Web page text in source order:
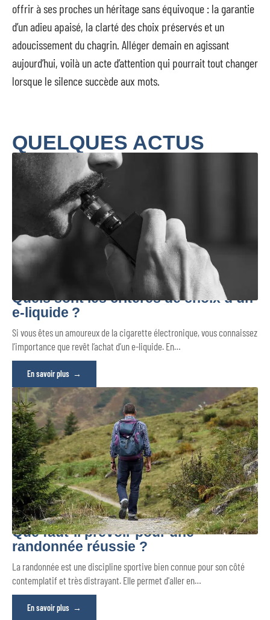
offrir à ses proches un héritage sans équivoque : la garantie
d’un adieu apaisé, la clarté des choix préservés et un
adoucissement du chagrin. Alléger demain en agissant
aujourd’hui, voilà un acte d’attention qui pourrait tout changer
lorsque le silence succède aux mots.
QUELQUES ACTUS
Quels sont les critères de choix d’un
e-liquide ?
Si vous êtes un amoureux de la cigarette électronique, vous connaissez
l’importance que revêt l’achat d’un e-liquide. En…
En savoir plus
Que faut-il prévoir pour une
randonnée réussie ?
La randonnée est une discipline sportive bien connue pour son côté
contemplatif et très distrayant. Elle permet d'aller en…
En savoir plus